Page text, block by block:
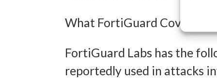
What FortiGuard Coverage
FortiGuard Labs has the
reportedly used in attacks